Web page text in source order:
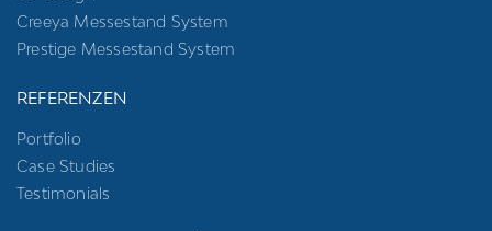
Creeya Messestand System
Prestige Messestand System
REFERENZEN
Portfolio
Case Studies
Testimonials